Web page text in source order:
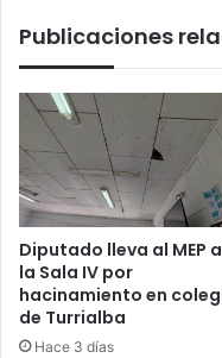
Publicaciones
Diputado lleva al MEP
la Sala IV por
hacinamiento en
de Turrialba
Hace 3 días